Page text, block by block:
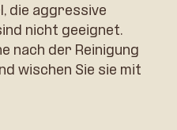
die aggressive
nicht geeignet.
nach der Reinigung
wischen Sie sie mit